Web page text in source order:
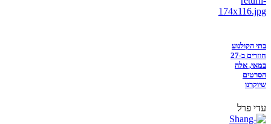
בתי הקולנוע
חוזרים ב-27
במאי, אלה
הסרטים
שיוקרנו
עדי פרל